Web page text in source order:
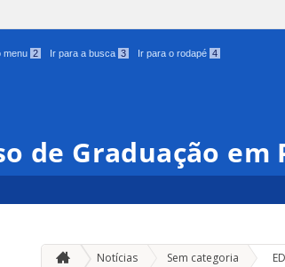
menu 2 Ir para a busca 3 Ir para o rodapé 4
de Graduação em
Notícias Sem categoria »